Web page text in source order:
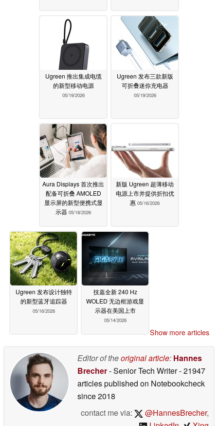
Ugreen 推出集成电缆
的新型移动电源
05/19/2026
Ugreen 发布三款新版
可折叠迷你充电器
05/19/2026
Aura Displays 首次推出
配备可折叠 AMOLED
显示屏的新型便携式显
示器 05/18/2026
新版 Ugreen 超薄移动
电源上市并提供折扣优
惠 05/16/2026
Ugreen 发布设计独特
的新型蓝牙追踪器
05/16/2026
技嘉全新 240 Hz
WOLED 无边框游戏显
示器在美国上市
05/14/2026
Show more articles
Editor of theoriginal article: Hannes
Brecher- Senior Tech Writer- 21947
articles published on Notebookcheck
since 2018
contact me via:
@HannesBrecher,